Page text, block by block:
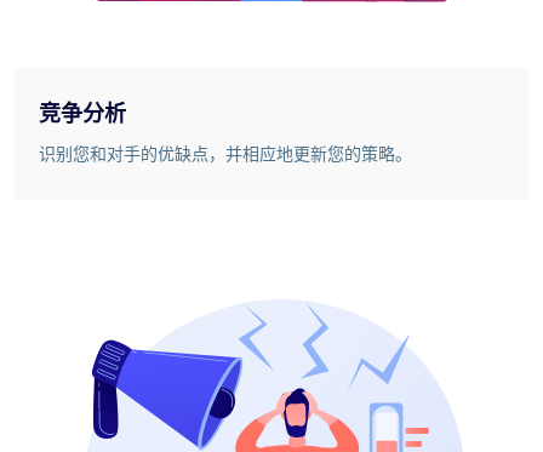
竞争分析
识别您和对手的优缺点，并相应地更新您的策略。